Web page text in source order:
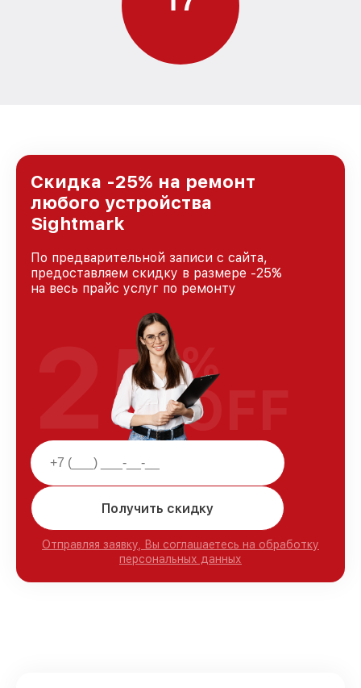
Скидка -25% на ремонт
любого устройства
Sightmark
По предварительной записи с сайта,
предоставляем скидку в размере -25%
на весь прайс услуг по ремонту
Получить скидку
Отправляя заявку, Вы соглашаетесь на обработку
персональных данных
25%
OFF